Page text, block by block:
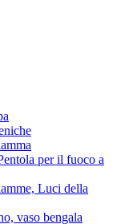
per il fuoco a
Luci della